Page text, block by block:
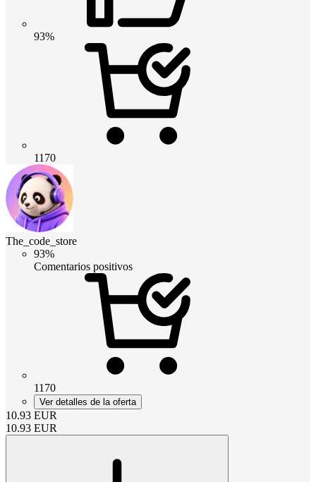
93%
1170
The_code_store
93%
Comentarios positivos
1170
Ver detalles de la oferta
10.93 EUR
10.93 EUR